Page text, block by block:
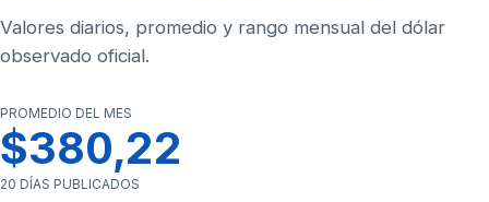
Valores diarios, promedio y rango mensual del dólar
observado oficial.
PROMEDIO DEL MES
$380,22
20 DÍAS PUBLICADOS